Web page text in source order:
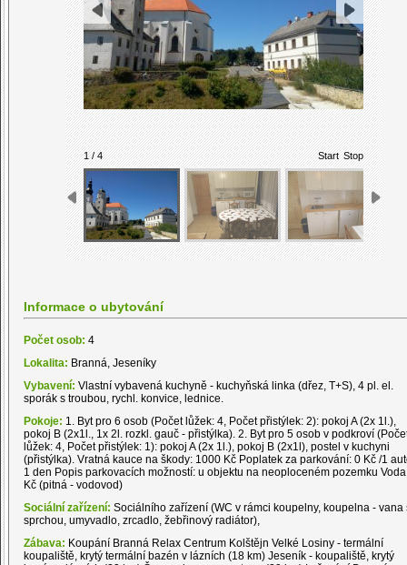
1 / 4 Start Stop
Informace o ubytování
Počet osob: 4
Lokalita: Branná, Jeseníky
Vybavení: Vlastní vybavená kuchyně - kuchyňská linka (dřez, T+S), 4 pl. el.
sporák s troubou, rychl. konvice, lednice.
Pokoje: 1. Byt pro 6 osob (Počet lůžek: 4, Počet přistýlek: 2): pokoj A (2x 1l.),
pokoj B (2x1l., 1x 2l. rozkl. gauč - přistýlka). 2. Byt pro 5 osob v podkroví
lůžek: 4, Počet přistýlek: 1): pokoj A (2x 1l.), pokoj B (2x1l), postel v kuchyni
(přistýlka). Vratná kauce na škody: 1000 Kč Poplatek za parkování: 0 Kč /1
1 den Popis parkovacích možností: u objektu na neoploceném pozemku
Kč (pitná - vodovod)
Sociální zařízení: Sociálního zařízení (WC v rámci koupelny, koupelna - vana
sprchou, umyvadlo, zrcadlo, žebřinový radiátor),
Zábava: Koupání Branná Relax Centrum Kolštějn Velké Losiny - termální
koupaliště, krytý termální bazén v lázních (18 km) Jeseník - koupaliště, krytý